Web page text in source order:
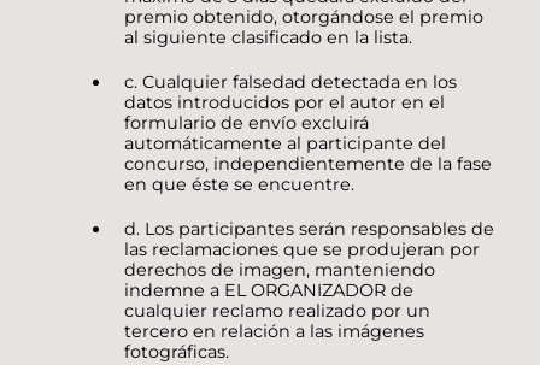
premio obtenido, otorgándose el premio
al siguiente clasificado en la lista.
c. Cualquier falsedad detectada en los
datos introducidos por el autor en el
formulario de envío excluirá
automáticamente al participante del
concurso, independientemente de la fase
en que éste se encuentre.
d. Los participantes serán responsables de
las reclamaciones que se produjeran por
derechos de imagen, manteniendo
indemne a EL ORGANIZADOR de
cualquier reclamo realizado por un
tercero en relación a las imágenes
fotográficas.